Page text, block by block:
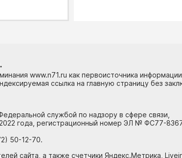
www.n71.ru как первоисточника
ссылка на главную страницу без
службой по надзору в сфере связи,
года, регистрационный номер ЭЛ № ФС77-
50-12-70.
сайта, а также счетчики Яндекс.Метрика,